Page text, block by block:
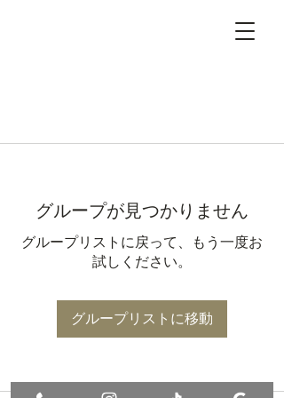
グループが見つかりません
グループリストに戻って、もう一度お
試しください。
グループリストに移動